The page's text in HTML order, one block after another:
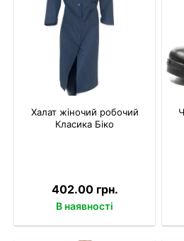
Халат жіночий робочий
Класика Біко
402.00 грн.
В наявності